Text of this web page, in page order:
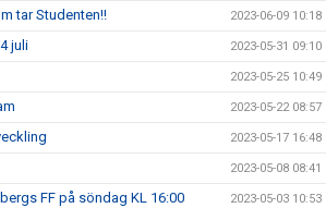
tar Studenten!! 2023-06-09 10:18
juli 2023-05-31 09:10
2023-05-25 10:49
2023-05-22 08:57
2023-05-17 16:48
2023-05-08 08:41
FF på söndag KL 16:00 2023-05-03 10:53